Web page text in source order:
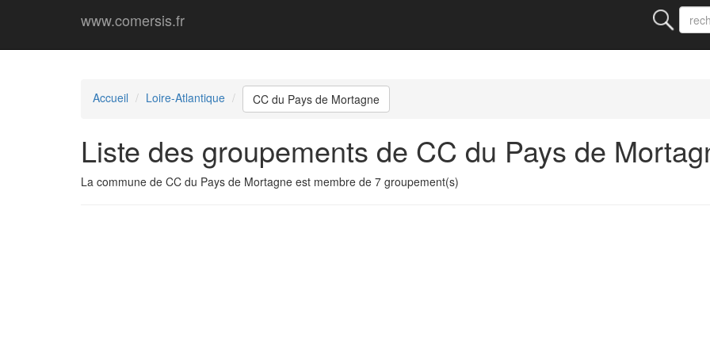
www.comersis.fr
Accueil Loire-Atlantique CC du Pays de Mortagne
Liste des groupements de CC du Pays de
La commune de CC du Pays de Mortagne est membre de 7 groupement(s)